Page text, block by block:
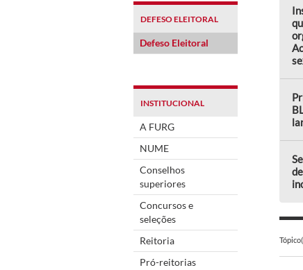
DEFESO ELEITORAL
Defeso Eleitoral
INSTITUCIONAL
A FURG
NUME
Conselhos
superiores
Concursos e
seleções
Reitoria
Pró-reitorias